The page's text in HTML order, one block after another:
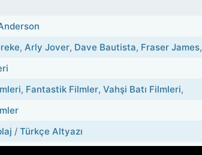
, Arly Jover, Dave Bautista, Fraser James,
, Fantastik Filmler, Vahşi Batı Filmleri,
/ Türkçe Altyazı